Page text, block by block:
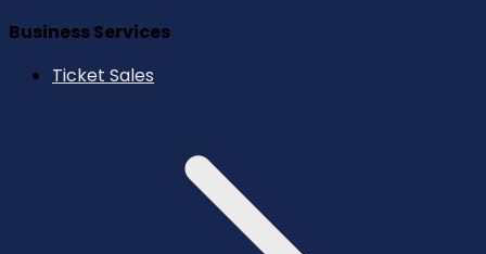
Business Services
Ticket Sales